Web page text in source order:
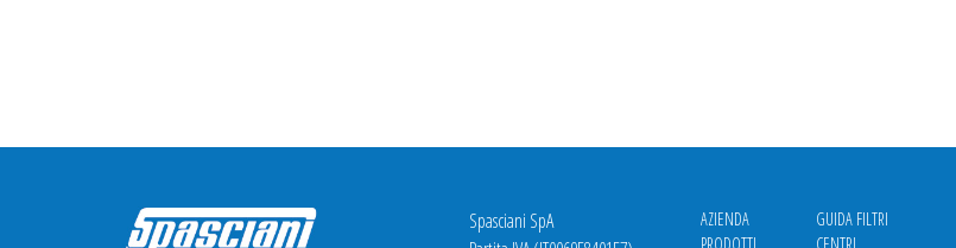
Spasciani SpA
AZIENDA
GUIDA FILTRI